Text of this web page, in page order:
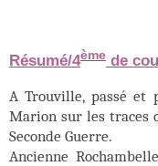
Résumé/4ème de
A Trouville, passé et
Marion sur les traces
Seconde Guerre.
Ancienne